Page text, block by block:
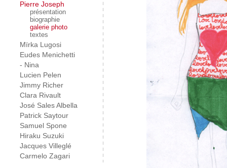
Pierre Joseph
présentation
biographie
galerie photo
textes
Mïrka Lugosi
Eudes Menichetti
- Nina
Lucien Pelen
Jimmy Richer
Clara Rivault
José Sales Albella
Patrick Saytour
Samuel Spone
Hiraku Suzuki
Jacques Villeglé
Carmelo Zagari